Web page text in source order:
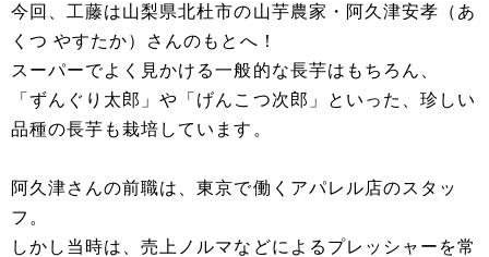
今回、工藤は山梨県北杜市の山芋農家・阿久津安孝（あ
くつ やすたか）さんのもとへ！
スーパーでよく見かける一般的な長芋はもちろん、
「ずんぐり太郎」や「げんこつ次郎」といった、珍しい
品種の長芋も栽培しています。
阿久津さんの前職は、東京で働くアパレル店のスタッ
フ。
しかし当時は、売上ノルマなどによるプレッシャーを常